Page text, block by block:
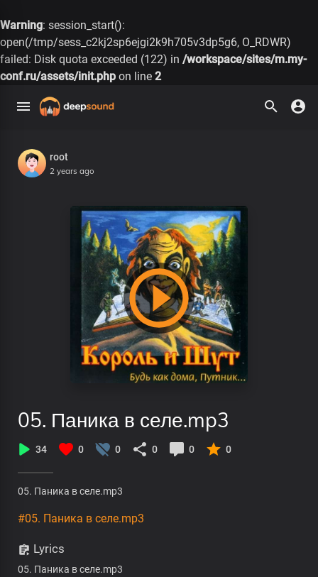
Warning: session_start():
open(/tmp/sess_c2kj2sp6ejgi2k9h705v3dp5g6, O_RDWR)
failed: Disk quota exceeded (122) in /workspace/sites/m.my-
conf.ru/assets/init.php on line 2
root
2 years ago
05. Паника в селе.mp3
34 0 0 0 0 0
05. Паника в селе.mp3
#05. Паника в селе.mp3
Lyrics
05. Паника в селе.mp3